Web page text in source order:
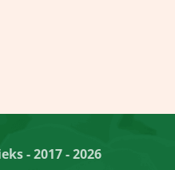
- 2017 - 2026